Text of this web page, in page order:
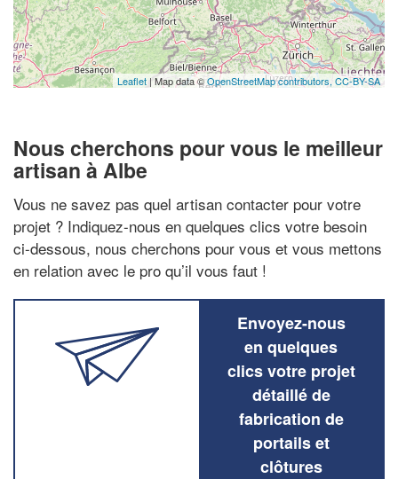
Leaflet | Map data ©OpenStreetMap contributors, CC-BY-SA
Nous cherchons pour vous le meilleur
artisan à Albe
Vous ne savez pas quel artisan contacter pour votre
projet ? Indiquez-nous en quelques clics votre besoin
ci-dessous, nous cherchons pour vous et vous mettons
en relation avec le pro qu’il vous faut !
Envoyez-nous
en quelques
clics votre projet
détaillé de
fabrication de
portails et
clôtures